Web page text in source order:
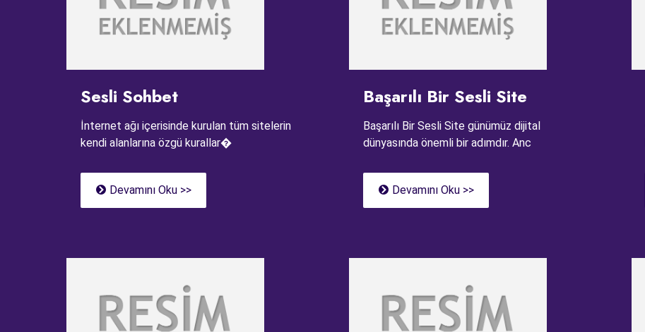
Sesli Sohbet
İnternet ağı içerisinde kurulan tüm sitelerin
kendi alanlarına özgü kurallar�
Devamını Oku >>
Başarılı Bir Sesli Site
Başarılı Bir Sesli Site günümüz dijital
dünyasında önemli bir adımdır. Anc
Devamını Oku >>